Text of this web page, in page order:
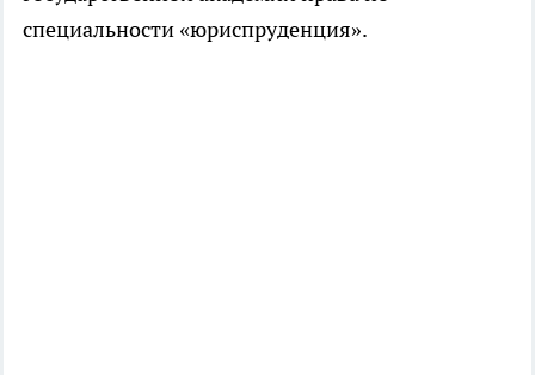
специальности «юриспруденция».